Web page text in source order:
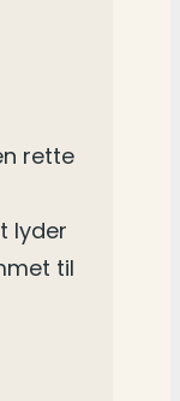
rette
lyder
til